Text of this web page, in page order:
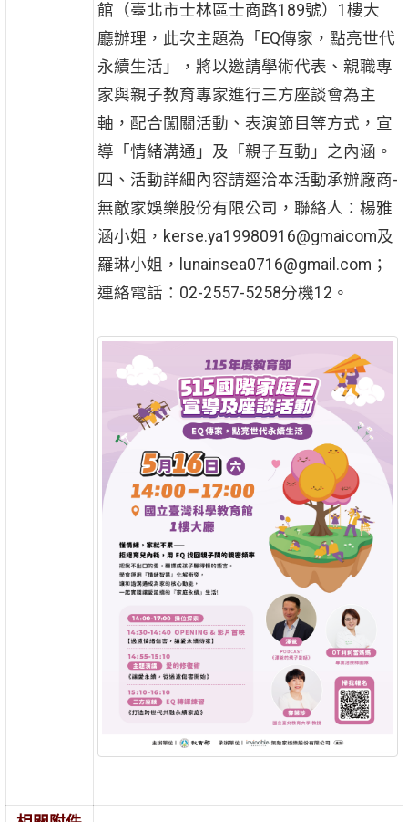
館（臺北市士林區士商路189號）1樓大
廳辦理，此次主題為「EQ傳家，點亮世代
永續生活」，將以邀請學術代表、親職專
家與親子教育專家進行三方座談會為主
軸，配合闖關活動、表演節目等方式，宣
導「情緒溝通」及「親子互動」之內涵。
四、活動詳細內容請逕洽本活動承辦廠商-
無敵家娛樂股份有限公司，聯絡人：楊雅
涵小姐，kerse.ya19980916@gmaicom及
羅琳小姐，lunainsea0716@gmail.com；
連絡電話：02-2557-5258分機12。